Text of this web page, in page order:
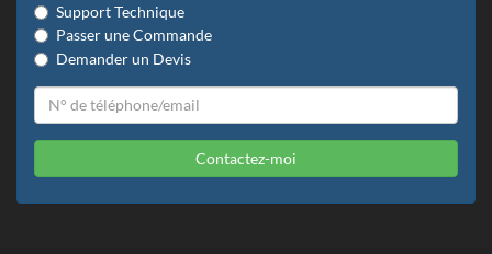
Support Technique
Passer une Commande
Demander un Devis
Contactez-moi